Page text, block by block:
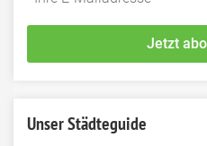
Jetzt
Unser Städteguide